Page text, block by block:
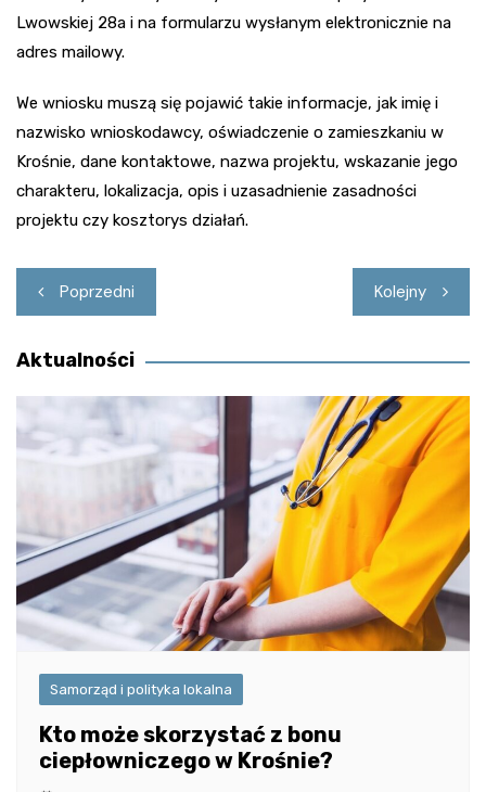
Lwowskiej 28a i na formularzu wysłanym elektronicznie na
adres mailowy.
We wniosku muszą się pojawić takie informacje, jak imię i
nazwisko wnioskodawcy, oświadczenie o zamieszkaniu w
Krośnie, dane kontaktowe, nazwa projektu, wskazanie jego
charakteru, lokalizacja, opis i uzasadnienie zasadności
projektu czy kosztorys działań.
Nawigacja
wpisu
Poprzedni Kolejny
Aktualności
Samorząd i polityka lokalna
Kto może skorzystać z bonu
ciepłowniczego w Krośnie?